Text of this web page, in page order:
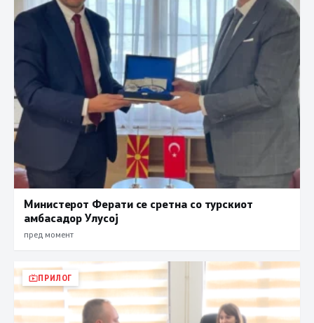
Министерот Ферати се сретна со турскиот
амбасадор Улусој
пред момент
ПРИЛОГ